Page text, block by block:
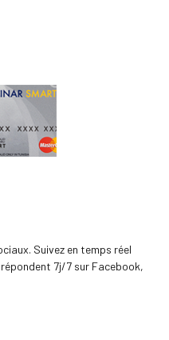
Suivez en temps réel
7j/7 sur Facebook,